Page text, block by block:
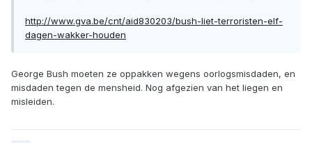
http://www.gva.be/cnt/aid830203/bush-liet-terroristen-elf-
dagen-wakker-houden
George Bush moeten ze oppakken wegens oorlogsmisdaden, en
misdaden tegen de mensheid. Nog afgezien van het liegen en
misleiden.